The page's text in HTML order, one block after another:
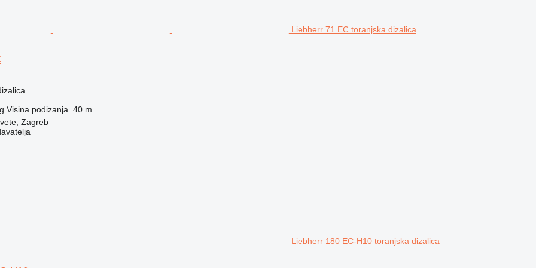
Liebherr 71 EC toranjska dizalica
Visina podizanja 40 m
Zagreb
Liebherr 180 EC-H10 toranjska dizalica